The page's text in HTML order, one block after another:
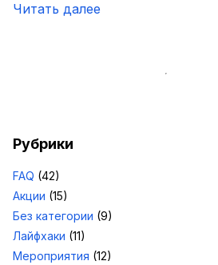
Читать далее
Рубрики
FAQ (42)
Акции (15)
Без категории (9)
Лайфхаки (11)
Мероприятия (12)